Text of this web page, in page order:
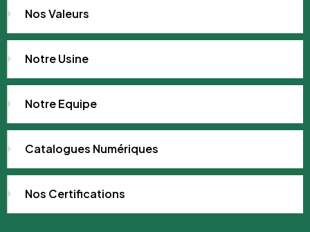
Nos Valeurs
Notre Usine
Notre Equipe
Catalogues Numériques
Nos Certifications